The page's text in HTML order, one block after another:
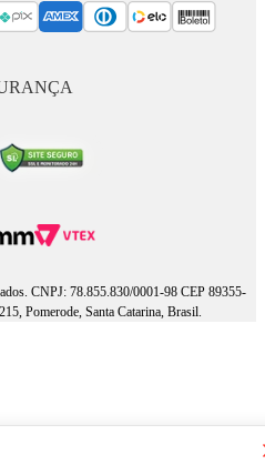
CNPJ: 78.855.830/0001-98 CEP 89355-
Pomerode, Santa Catarina, Brasil.